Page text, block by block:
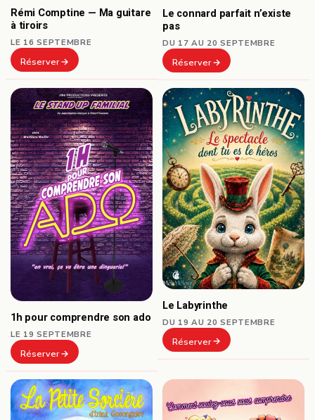
Rémi Comptine — Ma guitare
à tiroirs
LE 16 SEPTEMBRE
Réserver
Le connard parfait n’existe
pas
DU 17 AU 20 SEPTEMBRE
Réserver
1h pour comprendre son ado
LE 19 SEPTEMBRE
Réserver
Le Labyrinthe
DU 19 AU 20 SEPTEMBRE
Réserver